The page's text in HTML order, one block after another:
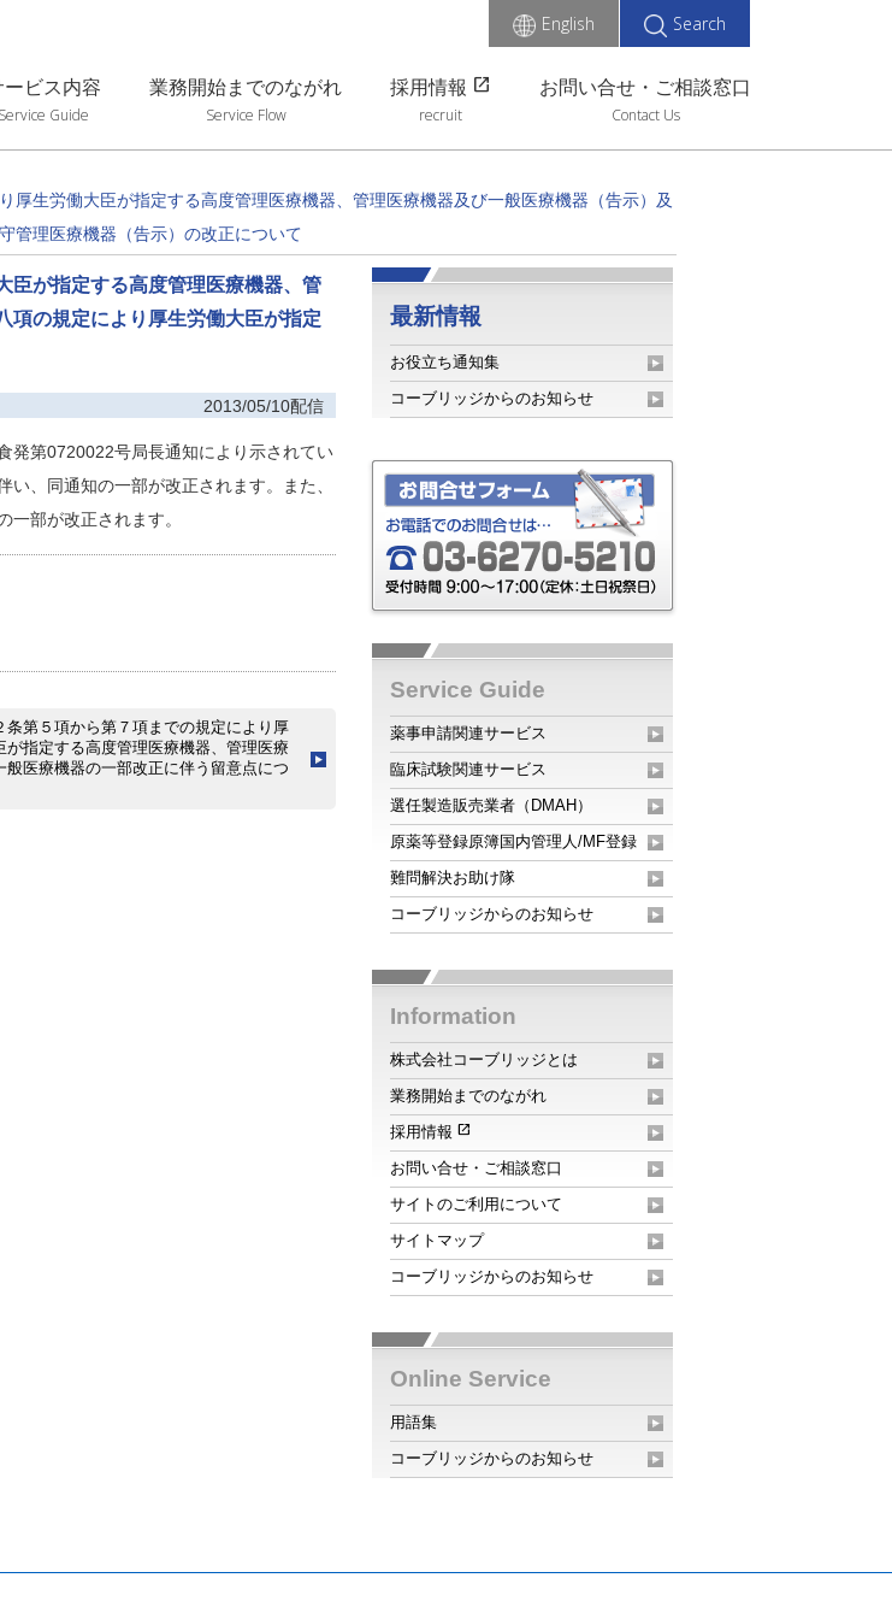
ービス内容
Service Guide
業務開始までのながれ
Service Flow
採用情報 open_in_new
recruit
お問い合せ・ご相談窓口
Contact Us
English Search
厚生労働大臣が指定する高度管理医療機器、管理医療機器及び一般医療機器（告示）及
管理医療機器（告示）の改正について
臣が指定する高度管理医療機器、管
項の規定により厚生労働大臣が指定
2013/05/10配信
発第0720022号局長通知により示されてい
、同通知の一部が改正されます。また、
部が改正されます。
条第５項から第７項までの規定により厚
が指定する高度管理医療機器、管理医療
般医療機器の一部改正に伴う留意点につ
最新情報
お役立ち通知集
コーブリッジからのお知らせ
Service Guide
薬事申請関連サービス
臨床試験関連サービス
選任製造販売業者（DMAH）
原薬等登録原簿国内管理人/MF登録
難問解決お助け隊
コーブリッジからのお知らせ
Information
株式会社コーブリッジとは
業務開始までのながれ
採用情報 open_in_new
お問い合せ・ご相談窓口
サイトのご利用について
サイトマップ
コーブリッジからのお知らせ
Online Service
用語集
コーブリッジからのお知らせ